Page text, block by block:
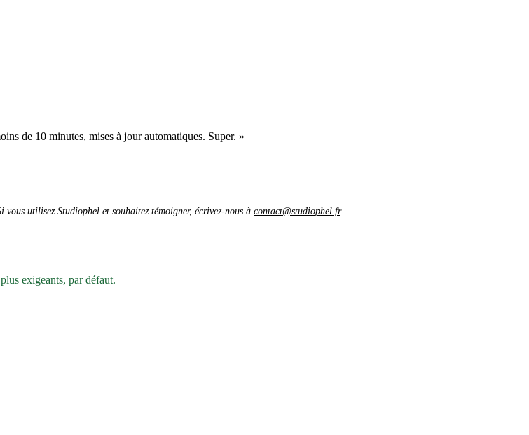
de 10 minutes, mises à jour automatiques. Super. »
vous utilisez Studiophel et souhaitez témoigner, écrivez-nous à contact@studiophel.fr.
exigeants, par défaut.